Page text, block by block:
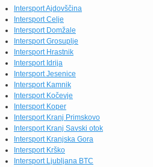
novi Intersport katalog in
preverite akcijsko ponudbo
udobnih športnih oblačil in
obutve […]
Intersport Ajdovščina
Intersport Celje
Intersport Domžale
Intersport Grosuplje
Intersport Hrastnik
Intersport Idrija
Intersport Jesenice
Intersport Kamnik
Intersport Kočevje
Intersport Koper
Intersport Kranj Primskovo
Intersport Kranj Savski otok
Intersport Kranjska Gora
Intersport Krško
Intersport Ljubljana BTC